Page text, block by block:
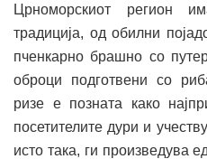
Црноморскиот регион
традиција, од обилни
пченкарно брашно со
оброци подготвени со
ризе е позната како
посетителите дури и
исто така, ги произведува